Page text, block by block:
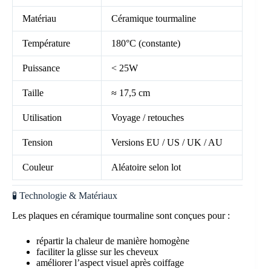
Matériau Céramique tourmaline
Température 180°C (constante)
Puissance < 25W
Taille ≈ 17,5 cm
Utilisation Voyage / retouches
Tension Versions EU / US / UK / AU
Couleur Aléatoire selon lot
🧪 Technologie & Matériaux
Les plaques en céramique tourmaline sont conçues pour :
répartir la chaleur de manière homogène
faciliter la glisse sur les cheveux
améliorer l’aspect visuel après coiffage